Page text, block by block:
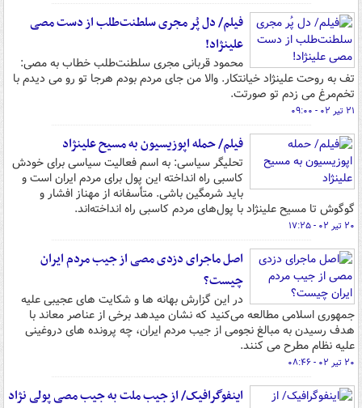
فیلم/ دل پُر مجری سلطنت‌طلب از دست مصی‌
علینژاد!
محمود قربانی مجری سلطنت‌طلب خطاب به مصی:
تف به روحت علینژاد خیانتکار. والا من جای مردم بودم هرجا تو رو می دیدم با
تخم‌مرغ می زدم تو صورتت.
۲۱ تیر ۰۲ - ۰۹:۰۰
فیلم/ حمله اپوزیسیون به مسیح علینژاد
تحلیگر سیاسی: به اسم فعالیت سیاسی برای خودش
کاسبی راه انداخته این پول برای مردم ایران است و
باید شرمگین باشی. متأسفانه از مهناز افشار و
گوگوش تا مسیح علینژاد با پول‌های مردم کاسبی راه انداخته‌اند.
۲۰ تیر ۰۲ - ۱۷:۲۵
اصل ماجرای دزدی مصی از جیب مردم ایران
چیست؟
در این گزارش بهانه ها و شکایت های عجیبی علیه
جمهوری اسلامی مطالعه می‌کنید که نشان میدهد برخی از عناصر معاند با
هدف رسیدن به مبالغ نجومی از جیب مردم ایران، چه پرونده های دروغینی
علیه نظام مطرح می کنند.
۲۰ تیر ۰۲ - ۰۸:۴۶
اینفوگرافیک/ از جیب ملت به جیب مصی پولی نژاد